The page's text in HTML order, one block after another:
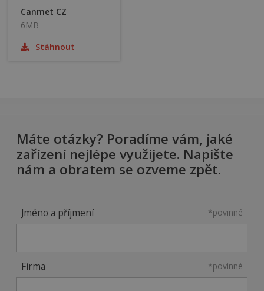
Canmet CZ
6MB
Stáhnout
Máte otázky? Poradíme vám, jaké
zařízení nejlépe využijete. Napište
nám a obratem se ozveme zpět.
Jméno a příjmení *povinné
Firma *povinné